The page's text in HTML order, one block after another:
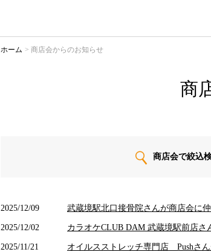
ホーム 商店会からのお知らせ
商
商店会で絞込
2025/12/09 武蔵境駅北口接骨院さんが商店会に
2025/12/02 カラオケCLUB DAM 武蔵境駅前店さ
2025/11/21 オイルスストレッチ専門店 Pushさ